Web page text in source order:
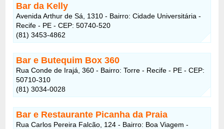
Bar da Kelly
Avenida Arthur de Sá, 1310 - Bairro: Cidade Universitária -
Recife - PE - CEP: 50740-520
(81) 3453-4862
Bar e Butequim Box 360
Rua Conde de Irajá, 360 - Bairro: Torre - Recife - PE - CEP:
50710-310
(81) 3034-0028
Bar e Restaurante Picanha da Praia
Rua Carlos Pereira Falcão, 124 - Bairro: Boa Viagem -